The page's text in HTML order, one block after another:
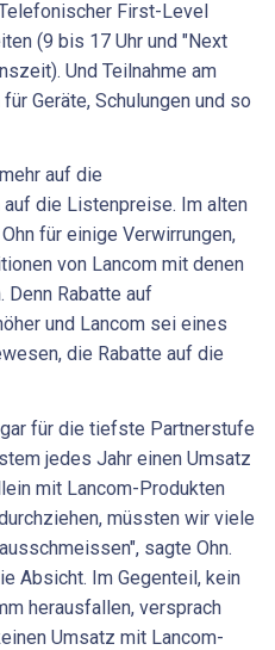
First-Level
(9 bis 17 Uhr und "Next
Und Teilnahme am
Geräte, Schulungen und so
auf die
die Listenpreise. Im alten
für einige Verwirrungen,
von Lancom mit denen
Denn Rabatte auf
und Lancom sei eines
die Rabatte auf die
für die tiefste Partnerstufe
jedes Jahr einen Umsatz
mit Lancom-Produkten
müssten wir viele
sagte Ohn.
Absicht. Im Gegenteil, kein
herausfallen, versprach
Umsatz mit Lancom-